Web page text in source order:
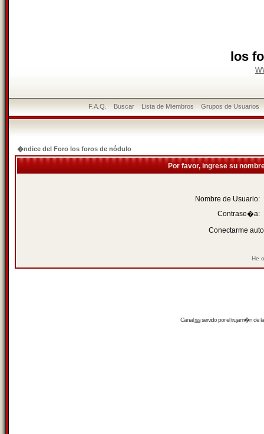
los
F.A.Q. Buscar Lista de Miembros Grupos de Usuarios
�ndice del Foro los foros de nódulo
Por favor, ingrese su
Nombre de Usuario:
Contrase�a:
Conectarme
He
Canalrssservido por eltrujam�nde